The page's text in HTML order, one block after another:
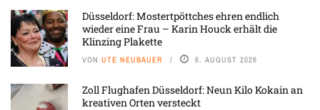
Düsseldorf: Mostertpöttches ehren endlich
wieder eine Frau – Karin Houck erhält die
Klinzing Plakette
VON UTE NEUBAUER 6. AUGUST 2026
Zoll Flughafen Düsseldorf: Neun Kilo Kokain an
kreativen Orten versteckt